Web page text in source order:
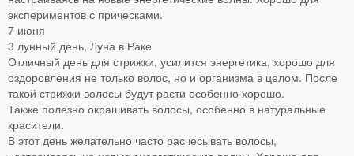
экспериментов с прическами.
7 июня
3 лунный день, Луна в Раке
Отличный день для стрижки, усилится энергетика, хорошо для
оздоровления не только волос, но и организма в целом. После
такой стрижки волосы будут расти особенно хорошо.
Также полезно окрашивать волосы, особенно в натуральные
красители.
В этот день желательно часто расчесывать волосы,